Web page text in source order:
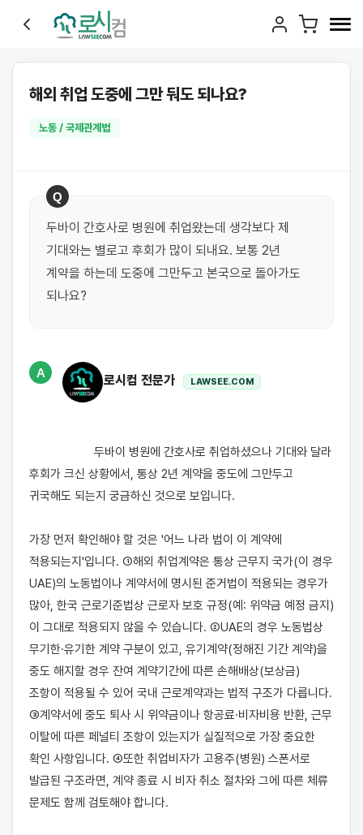
해외 취업 도중에 그만 둬도 되나요?
노동 / 국제관계법
Q
두바이 간호사로 병원에 취업왔는데 생각보다 제
기대와는 별로고 후회가 많이 되내요. 보통 2년
계약을 하는데 도중에 그만두고 본국으로 돌아가도
되나요?
A
로시컴 전문가 LAWSEE.COM
후회가 크신 상황에서, 통상 2년 계약을 중도에 그만두고
귀국해도 되는지 궁금하신 것으로 보입니다.
가장 먼저 확인해야 할 것은 '어느 나라 법이 이 계약에
적용되는지'입니다. ①해외 취업계약은 통상 근무지 국가(이 경우
UAE)의 노동법이나 계약서에 명시된 준거법이 적용되는 경우가
많아, 한국 근로기준법상 근로자 보호 규정(예: 위약금 예정 금지)
이 그대로 적용되지 않을 수 있습니다. ②UAE의 경우 노동법상
무기한·유기한 계약 구분이 있고, 유기계약(정해진 기간 계약)을
중도 해지할 경우 잔여 계약기간에 따른 손해배상(보상금)
조항이 적용될 수 있어 국내 근로계약과는 법적 구조가 다릅니다.
③계약서에 중도 퇴사 시 위약금이나 항공료·비자비용 반환, 근무
이탈에 따른 페널티 조항이 있는지가 실질적으로 가장 중요한
확인 사항입니다. ④또한 취업비자가 고용주(병원) 스폰서로
발급된 구조라면, 계약 종료 시 비자 취소 절차와 그에 따른 체류
문제도 함께 검토해야 합니다.